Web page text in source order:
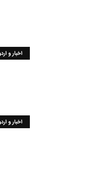
اخبار و
اخبار و